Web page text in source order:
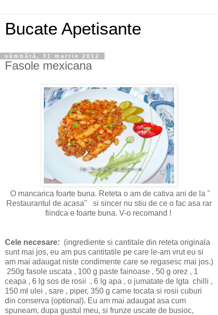
Bucate Apetisante
sâmbătă, 31 martie 2012
Fasole mexicana
O mancarica foarte buna. Reteta o am de cativa ani de la ''
Restaurantul de acasa'' si sincer nu stiu de ce o fac asa rar
fiindca e foarte buna. V-o recomand !
Cele necesare: (ingrediente si cantitale din reteta originala
sunt mai jos, eu am pus cantitatile pe care le-am vrut eu si
am mai adaugat niste condimente care se regasesc mai jos.)
250g fasole uscata , 100 g paste fainoase , 50 g orez , 1
ceapa , 6 lg sos de rosii , 6 lg apa , o jumatate de lgta chilli ,
150 ml ulei , sare , piper, 350 g carne tocata si rosii cuburi
din conserva (optional). Eu am mai adaugat asa cum
spuneam, dupa gustul meu, si frunze uscate de busioc,